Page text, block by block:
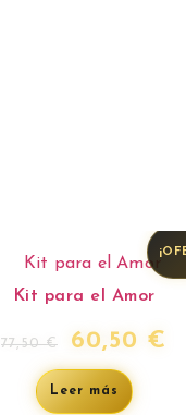
Kit para el Amor
77,50€ 60,50 €
Leer más